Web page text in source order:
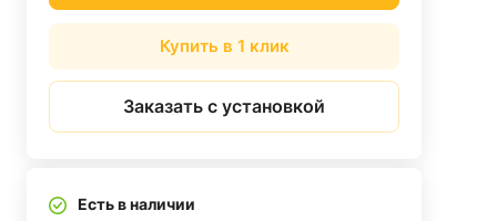
Купить в 1 клик
Заказать с установкой
Есть в наличии